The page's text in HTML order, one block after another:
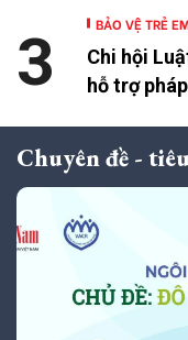
BẢO VỆ TRẺ
Chi hội
hỗ trợ
3
Chuyên đề -